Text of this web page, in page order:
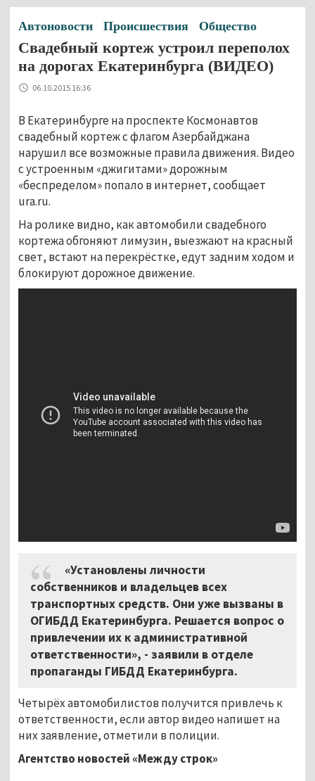
Автоновости Происшествия Общество
Свадебный кортеж устроил переполох
на дорогах Екатеринбурга (ВИДЕО)
06.10.2015 16:36
В Екатеринбурге на проспекте Космонавтов
свадебный кортеж с флагом Азербайджана
нарушил все возможные правила движения. Видео
с устроенным «джигитами» дорожным
«беспределом» попало в интернет, сообщает
ura.ru.
На ролике видно, как автомобили свадебного
кортежа обгоняют лимузин, выезжают на красный
свет, встают на перекрёстке, едут задним ходом и
блокируют дорожное движение.
«Установлены личности
собственников и владельцев всех
транспортных средств. Они уже вызваны в
ОГИБДД Екатеринбурга. Решается вопрос о
привлечении их к административной
ответственности», - заявили в отделе
пропаганды ГИБДД Екатеринбурга.
Четырёх автомобилистов получится привлечь к
ответственности, если автор видео напишет на
них заявление, отметили в полиции.
Агентство новостей «Между строк»